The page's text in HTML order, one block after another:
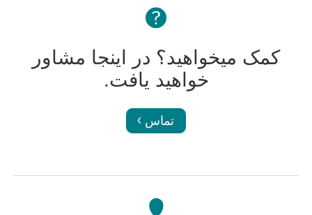
کمک میخواهید؟ در اینجا مشاور
خواهید یافت.
تماس